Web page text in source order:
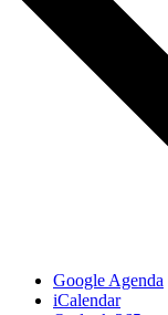
Google Agenda
iCalendar